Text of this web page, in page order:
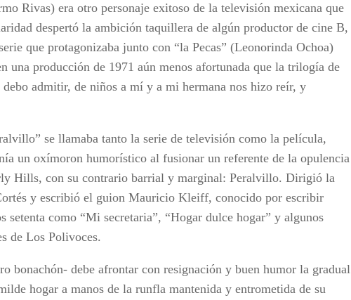
Rivas) era otro personaje exitoso de la televisión mexicana que
despertó la ambición taquillera de algún productor de cine B,
que protagonizaba junto con “la Pecas” (Leonorinda Ochoa)
una producción de 1971 aún menos afortunada que la trilogía de
admitir, de niños a mí y a mi hermana nos hizo reír, y
se llamaba tanto la serie de televisión como la película,
un oxímoron humorístico al fusionar un referente de la opulencia
Hills, con su contrario barrial y marginal: Peralvillo. Dirigió la
y escribió el guion Mauricio Kleiff, conocido por escribir
setenta como “Mi secretaria”, “Hogar dulce hogar” y algunos
de Los Polivoces.
bonachón- debe afrontar con resignación y buen humor la gradual
hogar a manos de la runfla mantenida y entrometida de su